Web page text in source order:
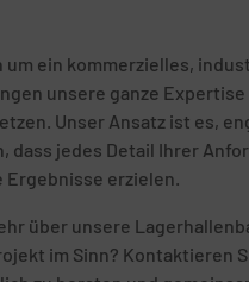
um ein kommerzielles,
unsere ganze
Unser Ansatz ist es,
dass jedes Detail Ihrer
erzielen.
über unsere
im Sinn? Kontaktieren